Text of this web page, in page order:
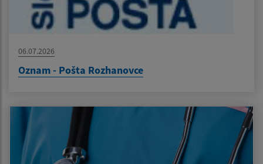
06.07.2026
Oznam - Pošta Rozhanovce